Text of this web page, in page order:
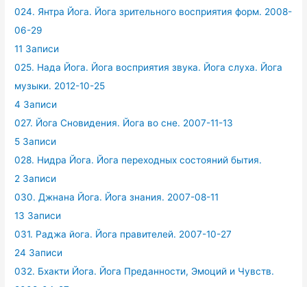
024. Янтра Йога. Йога зрительного восприятия форм. 2008-
06-29
11 Записи
025. Нада Йога. Йога восприятия звука. Йога слуха. Йога
музыки. 2012-10-25
4 Записи
027. Йога Сновидения. Йога во сне. 2007-11-13
5 Записи
028. Нидра Йога. Йога переходных состояний бытия.
2 Записи
030. Джнана Йога. Йога знания. 2007-08-11
13 Записи
031. Раджа йога. Йога правителей. 2007-10-27
24 Записи
032. Бхакти Йога. Йога Преданности, Эмоций и Чувств.